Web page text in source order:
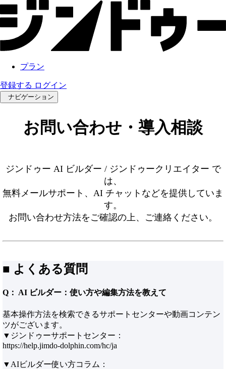
プラン
登録する ログイン
ナビゲーション
お問い合わせ・導入相談
ジンドゥー AI ビルダー / ジンドゥークリエイター で
は、
無料メールサポート、AI チャットなどを提供していま
す。
お問い合わせ方法をご確認の上、ご連絡ください。
■ よくある質問
Q： AI ビルダー：使い方や編集方法を教えて
基本操作方法を検索できるサポートセンターや動画コンテン
ツがございます。
▼ジンドゥーサポートセンター：
https://help.jimdo-dolphin.com/hc/ja
▼AIビルダー使い方コラム：